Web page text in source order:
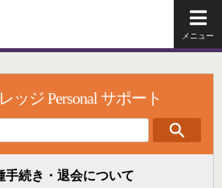
ッジ Personal サポート
手続き・退会について